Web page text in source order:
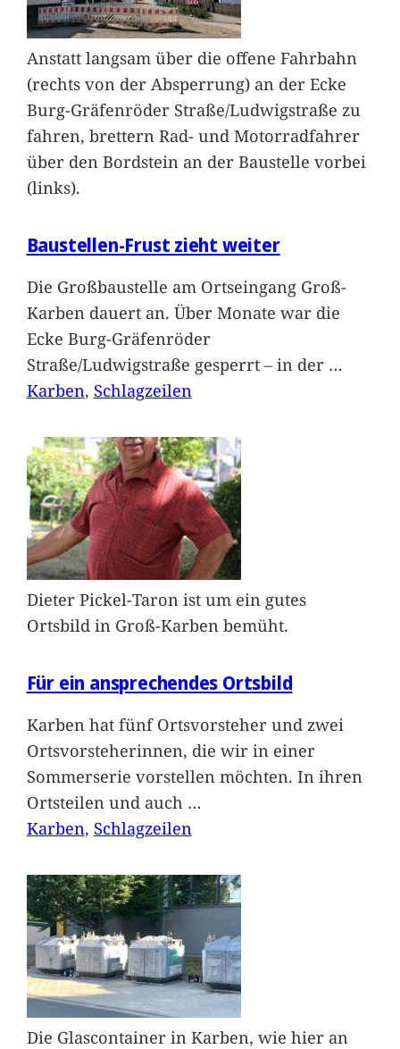
Anstatt langsam über die offene Fahrbahn
(rechts von der Absperrung) an der Ecke
Burg-Gräfenröder Straße/Ludwigstraße zu
fahren, brettern Rad- und Motorradfahrer
über den Bordstein an der Baustelle vorbei
(links).
Baustellen-Frust zieht weiter
Die Großbaustelle am Ortseingang Groß-
Karben dauert an. Über Monate war die
Ecke Burg-Gräfenröder
Straße/Ludwigstraße gesperrt – in der …
Karben, Schlagzeilen
Dieter Pickel-Taron ist um ein gutes
Ortsbild in Groß-Karben bemüht.
Für ein ansprechendes Ortsbild
Karben hat fünf Ortsvorsteher und zwei
Ortsvorsteherinnen, die wir in einer
Sommerserie vorstellen möchten. In ihren
Ortsteilen und auch …
Karben, Schlagzeilen
Die Glascontainer in Karben, wie hier an